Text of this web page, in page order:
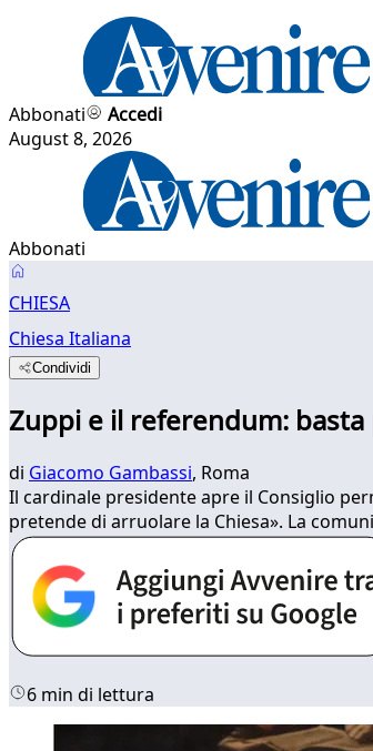
Abbonati
Accedi
August 8, 2026
Abbonati
CHIESA
Chiesa Italiana
Condividi
Zuppi e il referendum:
di Giacomo Gambassi, Roma
Il cardinale presidente apre il Consiglio
pretende di arruolare la Chiesa». La
6 min di lettura